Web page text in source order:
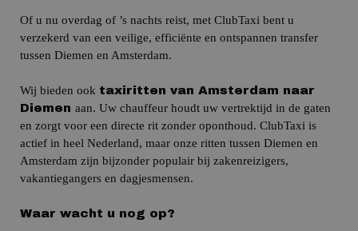
Of u nu overdag of ’s nachts reist, met ClubTaxi bent u
verzekerd van een veilige, efficiënte en ontspannen transfer
tussen Diemen en Amsterdam.
Wij bieden ook taxiritten van Amsterdam naar
Diemen aan. Uw chauffeur houdt uw vertrektijd in de gaten
en zorgt voor een directe rit zonder oponthoud. ClubTaxi is
actief in heel Nederland, maar onze ritten tussen Diemen en
Amsterdam zijn bijzonder populair bij zakenreizigers,
vakantiegangers en dagjesmensen.
Waar wacht u nog op?